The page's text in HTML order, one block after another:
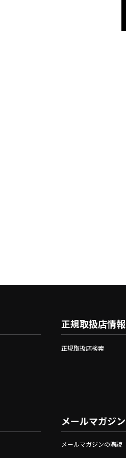
正規取扱店情報
正規取扱店検索
メールマガジン
メールマガジンの購読